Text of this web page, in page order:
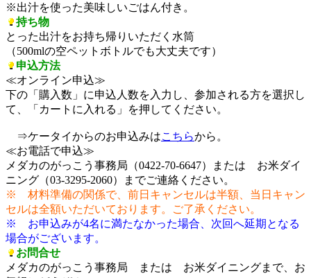
※出汁を使った美味しいごはん付き。
持ち物
とった出汁をお持ち帰りいただく水筒
（500mlの空ペットボトルでも大丈夫です）
申込方法
≪オンライン申込≫
下の「購入数」に申込人数を入力し、参加される方を選択し
て、「カートに入れる」を押してください。
⇒ケータイからのお申込みはこちらから。
≪お電話で申込≫
メダカのがっこう事務局（0422-70-6647）または お米ダイ
ニング（03-3295-2060）までご連絡ください。
※ 材料準備の関係で、前日キャンセルは半額、当日キャン
セルは全額いただいております。ご了承ください。
※ お申込みが4名に満たなかった場合、次回へ延期となる
場合がございます。
お問合せ
メダカのがっこう事務局 または お米ダイニングまで、お